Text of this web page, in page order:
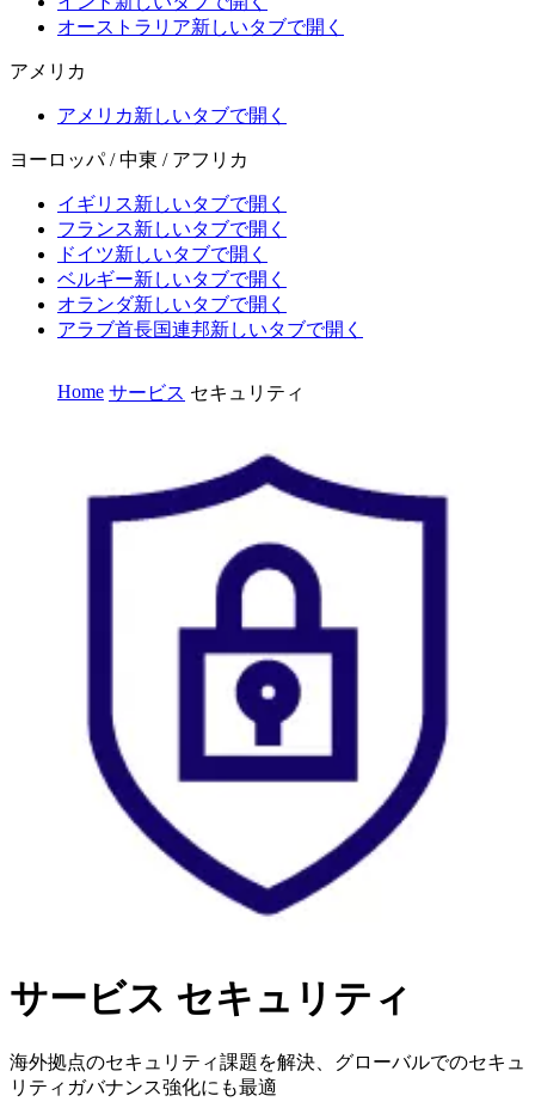
オーストラリア新しいタブで開く
アメリカ
アメリカ新しいタブで開く
ヨーロッパ / 中東 / アフリカ
イギリス新しいタブで開く
フランス新しいタブで開く
ドイツ新しいタブで開く
ベルギー新しいタブで開く
オランダ新しいタブで開く
アラブ首長国連邦新しいタブで開く
Home サービス セキュリティ
サービス セキュリティ
海外拠点のセキュリティ課題を解決、グローバルでのセキュ
リティガバナンス強化にも最適